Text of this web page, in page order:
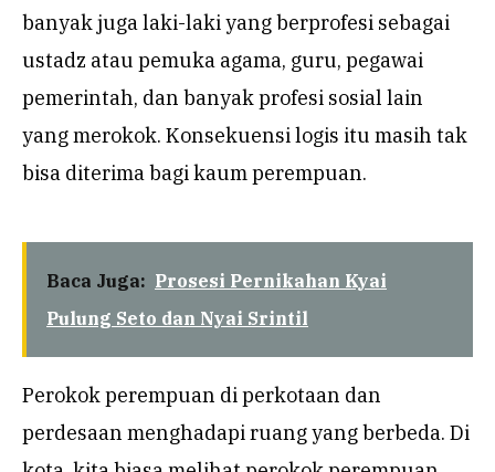
banyak juga laki-laki yang berprofesi sebagai
ustadz atau pemuka agama, guru, pegawai
pemerintah, dan banyak profesi sosial lain
yang merokok. Konsekuensi logis itu masih tak
bisa diterima bagi kaum perempuan.
Baca Juga: Prosesi Pernikahan Kyai
Pulung Seto dan Nyai Srintil
Perokok perempuan di perkotaan dan
perdesaan menghadapi ruang yang berbeda. Di